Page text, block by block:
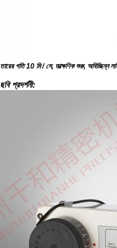
তারের গতি 10 মি / সে, তাত্ক্ষণিক শুরু, অবিচ্ছিন্ন
ছবি প্রদর্শনী: